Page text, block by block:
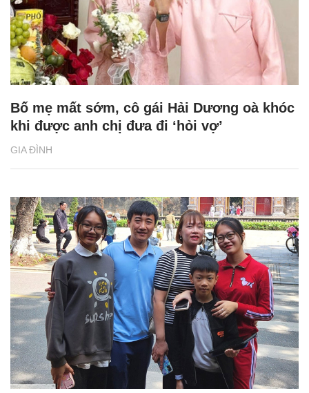
GIA ĐÌNH
Bố mẹ mất sớm, cô gái Hải Dương oà khóc
khi được anh chị đưa đi ‘hỏi vợ’